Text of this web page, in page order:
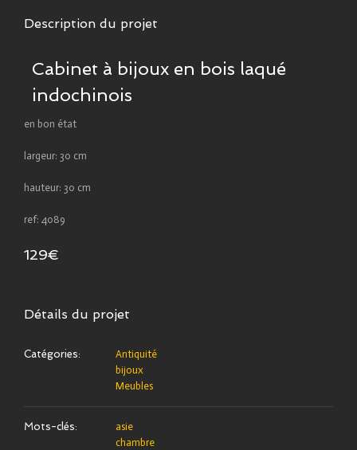
Description du projet
Cabinet à bijoux en bois laqué
indochinois
en bon état
largeur: 30 cm
hauteur: 30 cm
ref: 4089
129€
Détails du projet
Catégories:
Antiquité
bijoux
Meubles
Mots-clés:
asie
chambre